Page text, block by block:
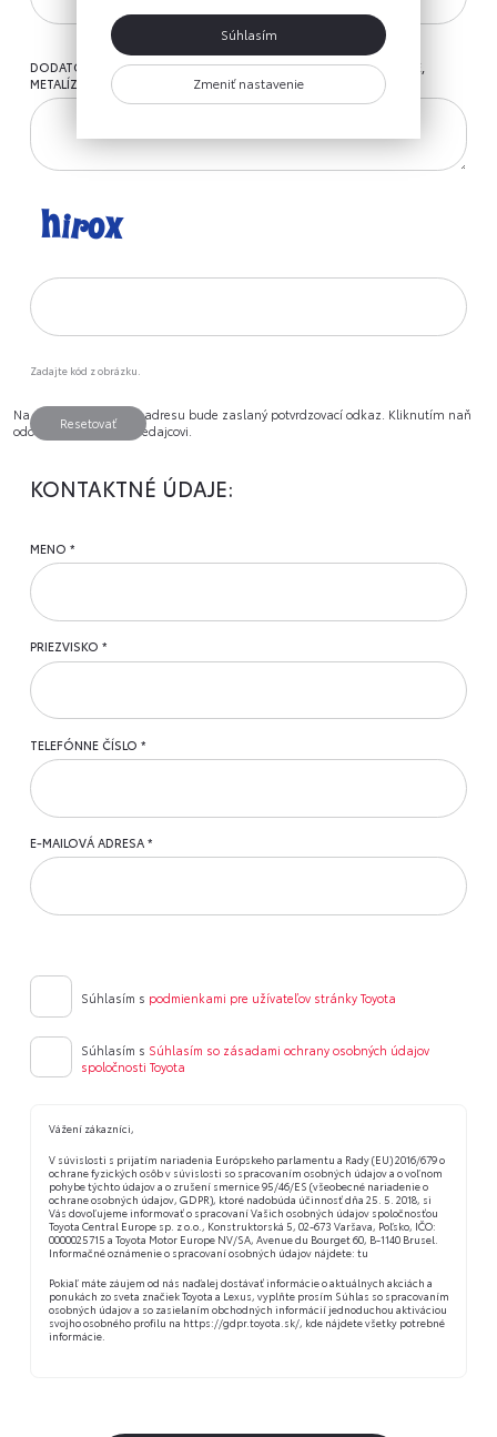
DODATOČNÉ INFORMÁCIE (CELKOVÝ STAV VOZIDLA, POŠKODENIE,
METALÍZA A POD.; MAX. 500 ZNAKOV)
Zadajte kód z obrázku.
Resetovať
Na zadanú e-mailovú adresu bude zaslaný potvrdzovací odkaz. Kliknutím naň
odošlete informácie predajcovi.
KONTAKTNÉ ÚDAJE:
MENO
PRIEZVISKO
TELEFÓNNE ČÍSLO
E-MAILOVÁ ADRESA
Súhlasím s podmienkami pre užívateľov stránky Toyota
Súhlasím s Súhlasím so zásadami ochrany osobných údajov
spoločnosti Toyota
Vážení zákazníci,
V súvislosti s prijatím nariadenia Európskeho parlamentu a Rady (EU) 2016/679 o
ochrane fyzických osôb v súvislosti so spracovaním osobných údajov a o voľnom
pohybe týchto údajov a o zrušení smernice 95/46/ES (všeobecné nariadenie o
ochrane osobných údajov, GDPR), ktoré nadobúda účinnosť dňa 25. 5. 2018, si
Vás dovoľujeme informovať o spracovaní Vašich osobných údajov spoločnosťou
Toyota Central Europe sp. z o.o., Konstruktorská 5, 02-673 Varšava, Poľsko, IČO:
0000025715 a Toyota Motor Europe NV/SA, Avenue du Bourget 60, B-1140 Brusel.
Informačné oznámenie o spracovaní osobných údajov nájdete: tu
Pokiaľ máte záujem od nás naďalej dostávať informácie o aktuálnych akciách a
ponukách zo sveta značiek Toyota a Lexus, vyplňte prosím Súhlas so spracovaním
osobných údajov a so zasielaním obchodných informácií jednoduchou aktiváciou
svojho osobného profilu na https://gdpr.toyota.sk/, kde nájdete všetky potrebné
informácie.
Súhlasím
Zmeniť nastavenie